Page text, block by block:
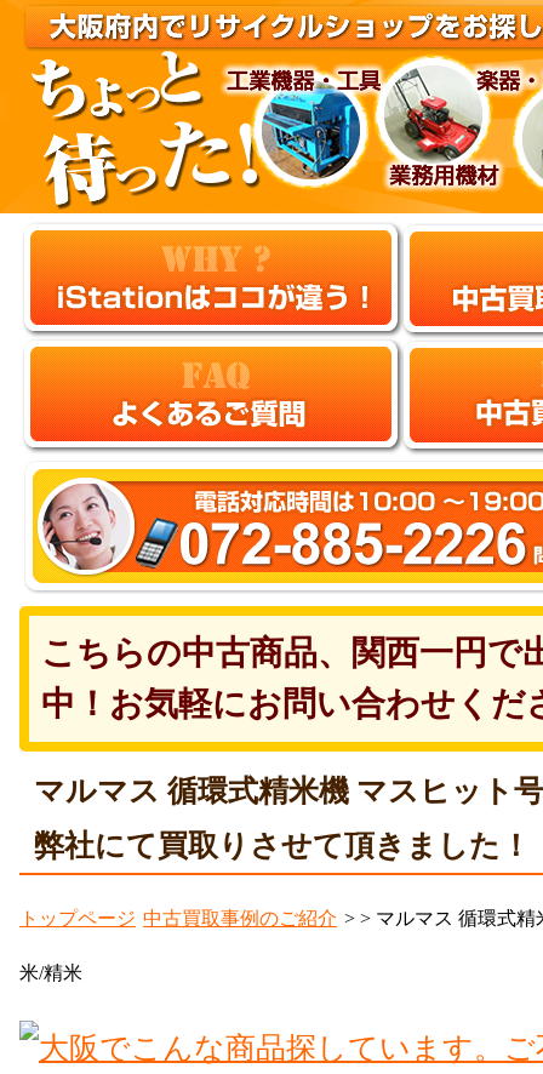
こちらの中古商品、関西一円で
中！お気軽にお問い合わせくだ
マルマス 循環式精米機 マスヒット
弊社にて買取りさせて頂きました！
トップページ 中古買取事例のご紹介 > > マルマス 循環式
米/精米